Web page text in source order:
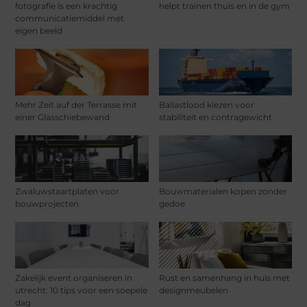
fotografie is een krachtig
communicatiemiddel met
eigen beeld
helpt trainen thuis en in de gym
Mehr Zeit auf der Terrasse mit
einer Glasschiebewand
Ballastlood kiezen voor
stabiliteit en contragewicht
Zwaluwstaartplaten voor
bouwprojecten
Bouwmaterialen kopen zonder
gedoe
Zakelijk event organiseren in
utrecht: 10 tips voor een soepele
dag
Rust en samenhang in huis met
designmeubelen